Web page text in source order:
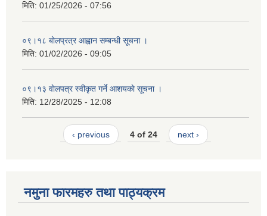
मिति: 01/25/2026 - 07:56
०९।१८ बोलप्रत्र आह्वान सम्बन्धी सूचना ।
मिति: 01/02/2026 - 09:05
०९।१३ वाेलपत्र स्वीकृत गर्ने आशयकाे सूचना ।
मिति: 12/28/2025 - 12:08
‹ previous 4 of 24 next ›
नमुना फारमहरु तथा पाठ्यक्रम